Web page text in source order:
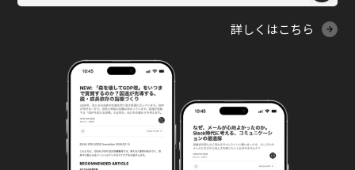
詳しくはこちら